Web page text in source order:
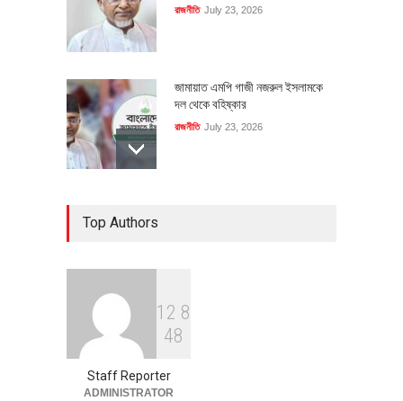
রাজনীতি July 23, 2026
জামায়াত এমপি গাজী নজরুল ইসলামকে
দল থেকে বহিষ্কার
রাজনীতি July 23, 2026
বৈশ্বিক প্রতিযোগিতা সক্ষমতা বাড়াতে
পোশাক শিল্পে নতুন উদ্যোগ
Top Authors
1 2 8
48
Staff Reporter
ADMINISTRATOR